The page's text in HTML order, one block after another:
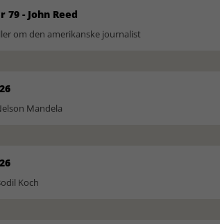
- John Reed
om den amerikanske journalist
Mandela
Koch